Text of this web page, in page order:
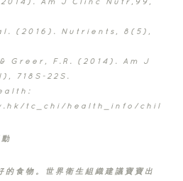
(2016). Nutrients, 8(5),
Greer, F.R. (2014). Am J
718S-22S.
tc_chi/health_info/child/
的食物。世界衛生組織建議寶寶出